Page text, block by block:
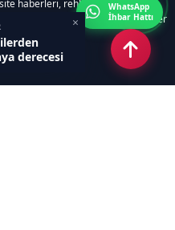
derecesi
×
haberleri, rehberlik içerikleri,
yaşamına dair güncel bilgiler
WhatsApp
İhbar Hattı